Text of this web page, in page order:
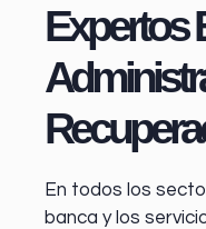
Expertos
En todos los
banca y los